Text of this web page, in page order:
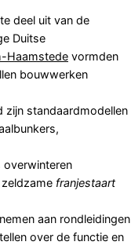
deel uit van de
Duitse
Haamstedevormden
bouwwerken
zijn standaardmodellen
overwinteren
franjestaart
aan rondleidingen
over de functie en